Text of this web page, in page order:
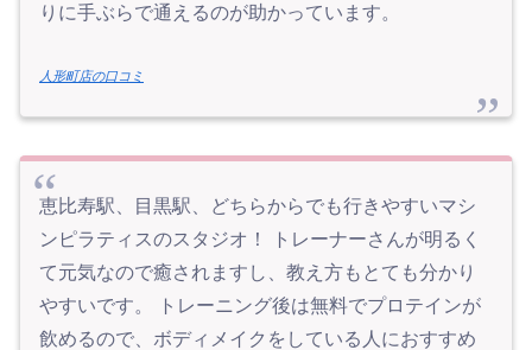
りに手ぶらで通えるのが助かっています。
人形町店の口コミ
恵比寿駅、目黒駅、どちらからでも行きやすいマシ
ンピラティスのスタジオ！ トレーナーさんが明るく
て元気なので癒されますし、教え方もとても分かり
やすいです。 トレーニング後は無料でプロテインが
飲めるので、ボディメイクをしている人におすすめ